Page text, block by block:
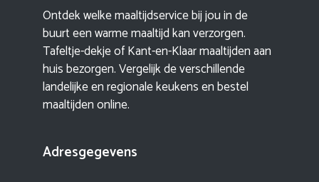
Ontdek welke maaltijdservice bij jou in de
buurt een warme maaltijd kan verzorgen.
Tafeltje-dekje of Kant-en-Klaar maaltijden aan
huis bezorgen. Vergelijk de verschillende
landelijke en regionale keukens en bestel
maaltijden online.
Adresgegevens